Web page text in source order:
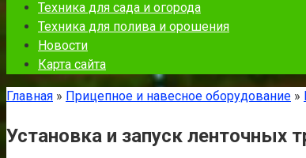
Техника для сада и огорода
Техника для полива и орошения
Новости
Карта сайта
Главная » Прицепное и навесное оборудование »
Установка и запуск ленточных